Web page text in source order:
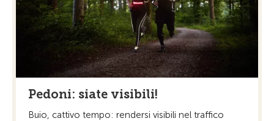
Pedoni: siate visibili!
Buio, cattivo tempo: rendersi visibili nel traffico